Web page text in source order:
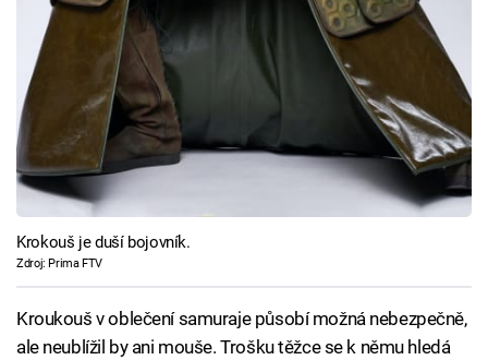
Krokouš je duší bojovník.
Zdroj: Prima FTV
Kroukouš v oblečení samuraje působí možná nebezpečně,
ale neublížil by ani mouše. Trošku těžce se k němu hledá